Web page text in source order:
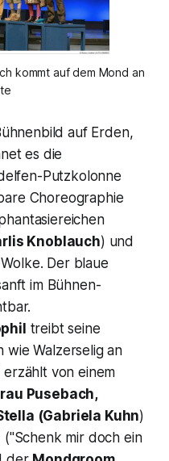
kommt auf dem Mond an
auf Erden,
es die
Putzkolonne
Choreographie
Knoblauch) und
Der blaue
im Bühnen-
treibt seine
Walzerselig an
erzählt von einem
Pusebach,
(Gabriela Kuhn)
("Schenk mir doch ein